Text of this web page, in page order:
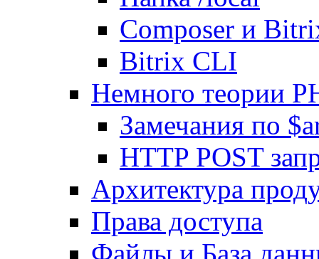
Composer и
Bitrix CLI
Немного теории
Замечания по
HTTP POST
Архитектура
Права доступа